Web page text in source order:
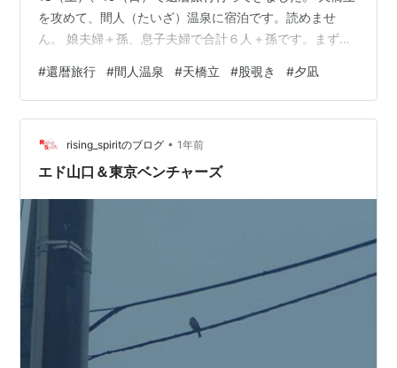
を攻めて、間人（たいざ）温泉に宿泊です。読めませ
ん。 娘夫婦＋孫、息子夫婦で合計６人＋孫です。まずは
ェイで登って行くうちにいい感じに晴れた。 いやー、い
い景色です。 股のぞきー！！ ちょうどお昼なので海鮮丼
で腹ごしらえ。今日の宿でも海鮮だが美味いからヨシ。
ビューランドは小さな遊園地で遊具もあります。孫と滑
り台♬と思ったら柵の工事中で使用禁止でした。別の小
#還暦旅行 #間人温泉 #天橋立 #股覗き #夕凪
rising_spiritのブログ • 1年前
エド山口＆東京ベンチャーズ